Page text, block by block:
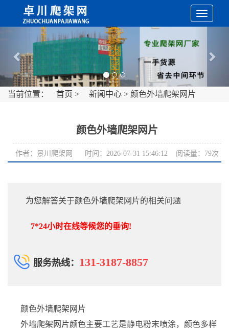
切
换
导
Previous
当前位置： 首页 > 新闻中心 > 颜色外墙爬架网片
颜色外墙爬架网片
作者：景川爬架网 时间：2026-07-31 15:46:12 阅读量：79次
为您解答关于颜色外墙爬架网片的相关问题
7*24小时在线等候您的垂询!
服务热线： 131-3187-8857
颜色外墙爬架网 片
外墙爬架网片颜色主要工艺是静电粉末喷涂，颜色多样